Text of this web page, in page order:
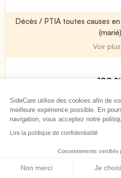
Décès / PTIA toutes causes
(marié)
Voir plus
100 %
Décès / PTIA toutes causes
(majoration par
Voir plus
0 %
SideCare utilise des cookies afin de
meilleure expérience possible. En
navigation, vous acceptez notre
Lire la politique de confidentialité
Consentements certifiés
Non merci Je